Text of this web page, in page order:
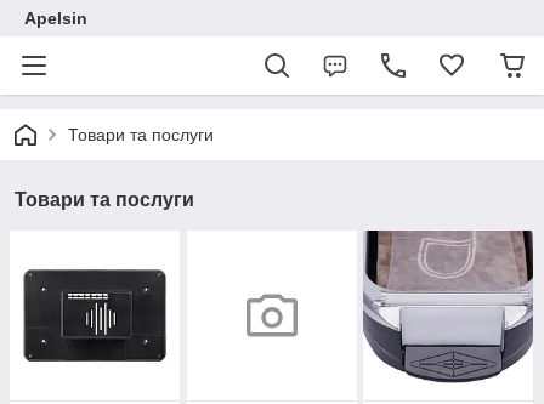
Apelsin
Товари та послуги
Товари та послуги